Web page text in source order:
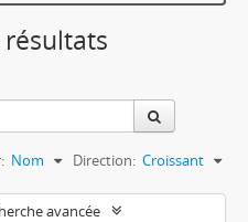
Nom Direction: Croissant
avancée